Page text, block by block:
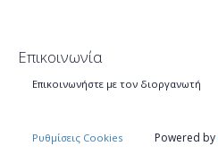
Επικοινωνία
Επικοινωνήστε με τον διοργανωτή
Powered by
Ρυθμίσεις Cookies